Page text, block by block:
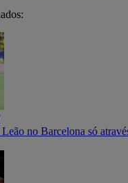
no Barcelona só